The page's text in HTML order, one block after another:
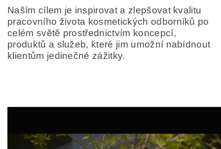
Naším cílem je inspirovat a zlepšovat kvalitu
pracovního života kosmetických odborníků po
celém světě prostřednictvím koncepcí,
produktů a služeb, které jim umožní nabídnout
klientům jedinečné zážitky.